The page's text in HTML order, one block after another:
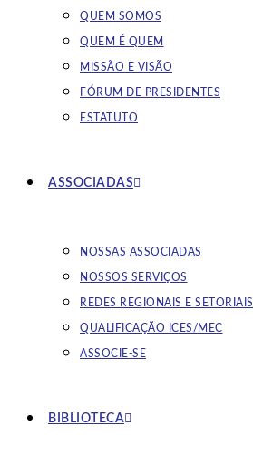
QUEM SOMOS
QUEM É QUEM
MISSÃO E VISÃO
FÓRUM DE PRESIDENTES
ESTATUTO
ASSOCIADAS
NOSSAS ASSOCIADAS
NOSSOS SERVIÇOS
REDES REGIONAIS E SETORIAIS
QUALIFICAÇÃO ICES/MEC
ASSOCIE-SE
BIBLIOTECA